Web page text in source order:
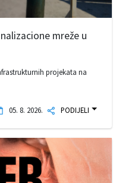
mreže u
projekata na
05. 8. 2026. PODIJELI